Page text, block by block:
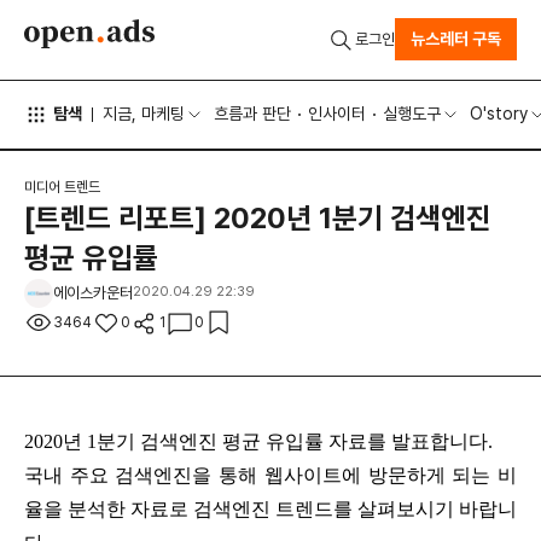
탐색 지금, 마케팅 흐름과 판단 인사이터 실행도구 O'story
로그인 뉴스레터 구독
미디어 트렌드
[트렌드 리포트] 2020년 1분기 검색엔진
평균 유입률
에이스카운터 2020.04.29 22:39
3464 0 1 0
2020년 1분기 검색엔진 평균 유입률 자료를 발표합니다.
국내 주요 검색엔진을 통해 웹사이트에 방문하게 되는 비
율​을 분석한 자료로 검색엔진 트렌드를 살펴보시기 바랍니